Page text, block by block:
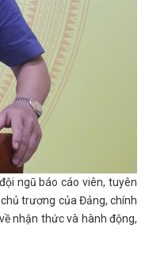
ngũ báo cáo viên, tuyên
trương của Đảng, chính
nhận thức và hành động,